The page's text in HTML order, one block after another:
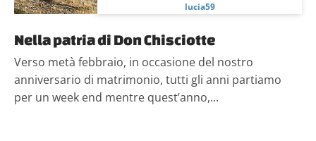
lucia59
Nella patria di Don Chisciotte
Verso metà febbraio, in occasione del nostro
anniversario di matrimonio, tutti gli anni partiamo
per un week end mentre quest’anno,...